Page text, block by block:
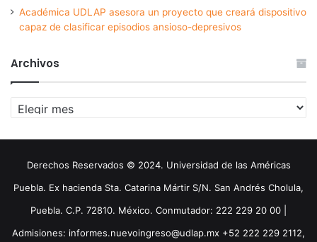
Académica UDLAP asesora un proyecto que creará dispositivo
capaz de clasificar episodios ansioso-depresivos
Archivos
Archivos
Derechos Reservados © 2024. Universidad de las Américas
Puebla. Ex hacienda Sta. Catarina Mártir S/N. San Andrés Cholula,
Puebla. C.P. 72810. México. Conmutador: 222 229 20 00 |
Admisiones: informes.nuevoingreso@udlap.mx +52 222 229 2112,